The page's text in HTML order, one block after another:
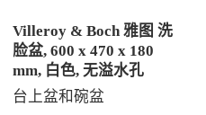
Villeroy & Boch 雅图 洗
脸盆, 600 x 470 x 180
mm, 白色, 无溢水孔
台上盆和碗盆